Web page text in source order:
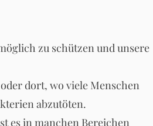
zu schützen und unsere
dort, wo viele Menschen
abzutöten.
es in manchen Bereichen